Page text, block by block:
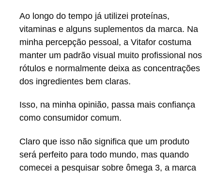
Ao longo do tempo já utilizei proteínas,
vitaminas e alguns suplementos da marca. Na
minha percepção pessoal, a Vitafor costuma
manter um padrão visual muito profissional nos
rótulos e normalmente deixa as concentrações
dos ingredientes bem claras.
Isso, na minha opinião, passa mais confiança
como consumidor comum.
Claro que isso não significa que um produto
será perfeito para todo mundo, mas quando
comecei a pesquisar sobre ômega 3, a marca